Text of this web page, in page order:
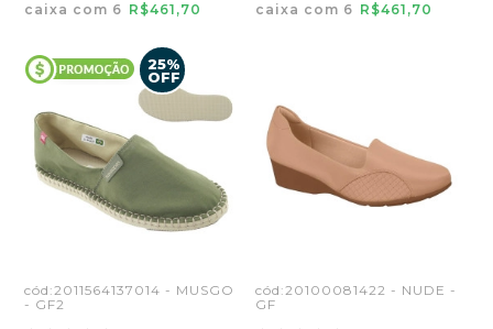
caixa com 6 R$461,70 caixa com 6 R$461,70
25%
OFF
cód:2011564137014 - MUSGO
- GF2
cód:20100081422 - NUDE -
GF